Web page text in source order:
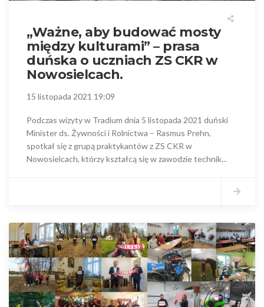
„Ważne, aby budować mosty
między kulturami” – prasa
duńska o uczniach ZS CKR w
Nowosielcach.
15 listopada 2021 19:09
Podczas wizyty w Tradium dnia 5 listopada 2021 duński
Minister ds. Żywności i Rolnictwa – Rasmus Prehn,
spotkał się z grupą praktykantów z ZS CKR w
Nowosielcach, którzy kształcą się w zawodzie technik...